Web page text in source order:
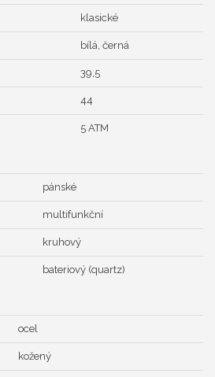
klasické
bílá, černá
39,5
44
5 ATM
pánské
multifunkční
kruhový
bateriový (quartz)
ocel
kožený